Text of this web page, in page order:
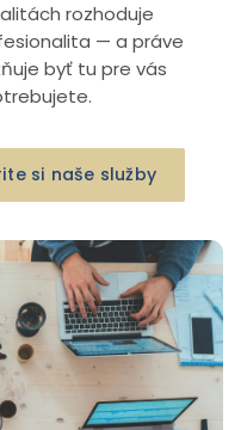
rozhoduje
— a práve
byť tu pre vás
si naše služby